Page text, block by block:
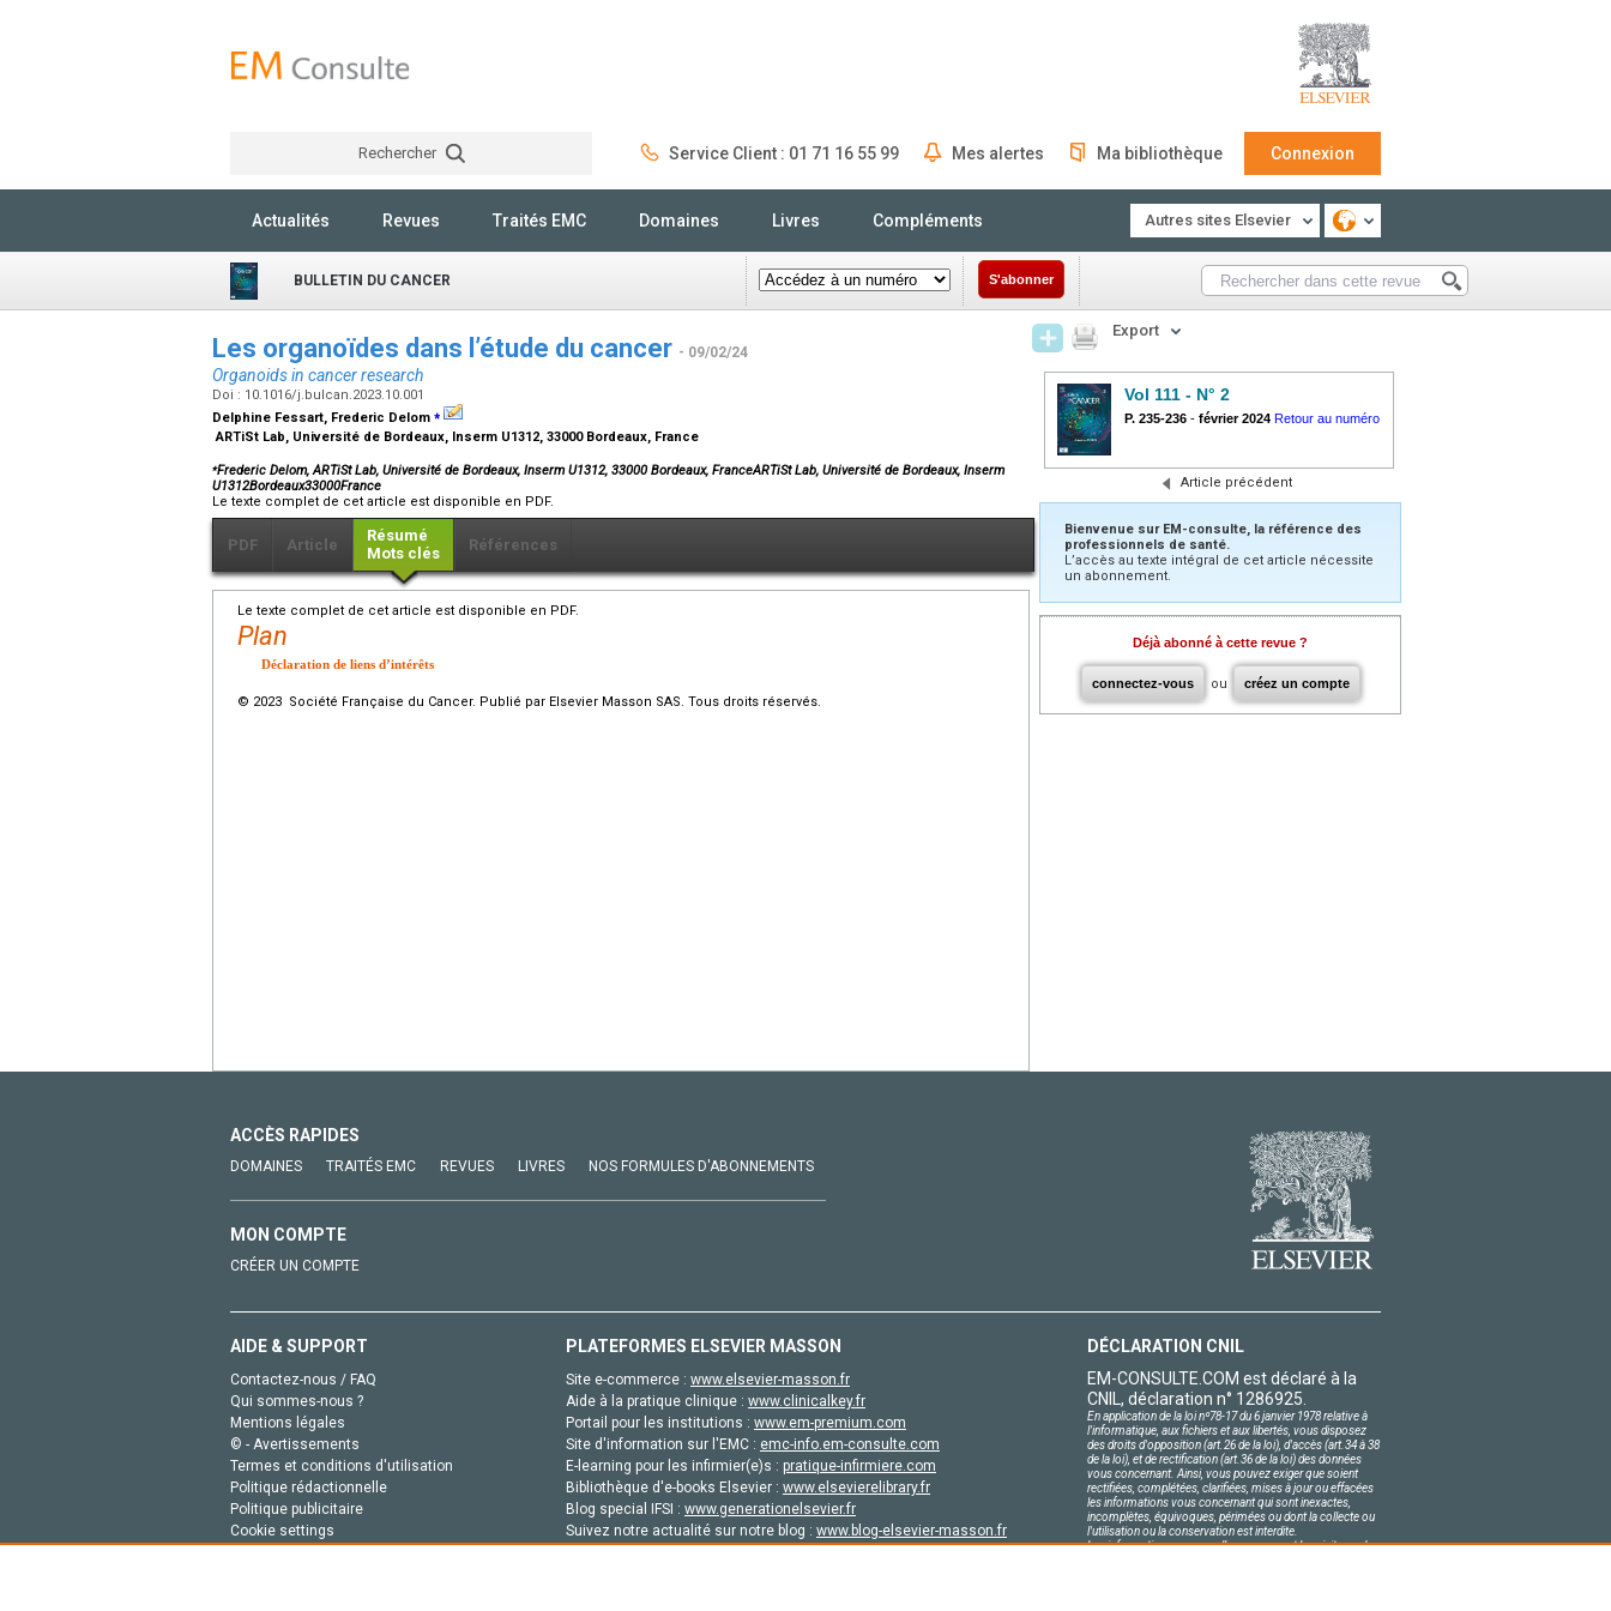
Rechercher Service Client : 01 71 16 55 99 Mes alertes Ma bibliothèque Connexion
Actualités Revues Traités EMC Domaines Livres Compléments Autres sites Elsevier
BULLETIN DU CANCER S'abonner
Les organoïdes dans l’étude du cancer - 09/02/24
Organoids in cancer research
Doi : 10.1016/j.bulcan.2023.10.001
Delphine Fessart, Frederic Delom ⁎
ARTiSt Lab, Université de Bordeaux, Inserm U1312, 33000 Bordeaux, France
⁎Frederic Delom, ARTiSt Lab, Université de Bordeaux, Inserm U1312, 33000 Bordeaux, FranceARTiSt Lab, Université de Bordeaux, Inserm
U1312Bordeaux33000France
Le texte complet de cet article est disponible en PDF.
PDF Article
Résumé
Mots clés
Références
Le texte complet de cet article est disponible en PDF.
Plan
Déclaration de liens d’intérêts
© 2023 Société Française du Cancer. Publié par Elsevier Masson SAS. Tous droits réservés.
Export
Vol 111 - N° 2
P. 235-236 - février 2024 Retour au numéro
Article précédent
Bienvenue sur EM-consulte, la référence des
professionnels de santé.
L’accès au texte intégral de cet article nécessite
un abonnement.
Déjà abonné à cette revue ?
connectez-vous ou créez un compte
ACCÈS RAPIDES
DOMAINES TRAITÉS EMC REVUES LIVRES NOS FORMULES D'ABONNEMENTS
MON COMPTE
CRÉER UN COMPTE
AIDE & SUPPORT
Contactez-nous / FAQ
Qui sommes-nous ?
Mentions légales
© - Avertissements
Termes et conditions d'utilisation
Politique rédactionnelle
Politique publicitaire
Cookie settings
PLATEFORMES ELSEVIER MASSON
Site e-commerce : www.elsevier-masson.fr
Aide à la pratique clinique : www.clinicalkey.fr
Portail pour les institutions : www.em-premium.com
Site d'information sur l'EMC : emc-info.em-consulte.com
E-learning pour les infirmier(e)s : pratique-infirmiere.com
Bibliothèque d'e-books Elsevier : www.elsevierelibrary.fr
Blog special IFSI : www.generationelsevier.fr
Suivez notre actualité sur notre blog : www.blog-elsevier-masson.fr
DÉCLARATION CNIL
EM-CONSULTE.COM est déclaré à la
CNIL, déclaration n° 1286925.
En application de la loi nº78-17 du 6 janvier 1978 relative à
l'informatique, aux fichiers et aux libertés, vous disposez
des droits d'opposition (art.26 de la loi), d'accès (art.34 à 38
de la loi), et de rectification (art.36 de la loi) des données
vous concernant. Ainsi, vous pouvez exiger que soient
rectifiées, complétées, clarifiées, mises à jour ou effacées
les informations vous concernant qui sont inexactes,
incomplètes, équivoques, périmées ou dont la collecte ou
l'utilisation ou la conservation est interdite.
Les informations personnelles concernant les visiteurs de